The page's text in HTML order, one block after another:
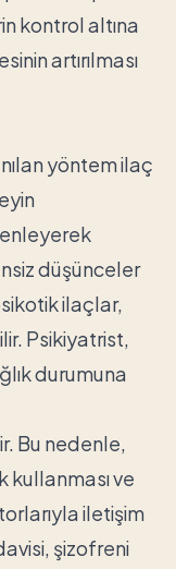
kontrol altına
artırılması
yöntem ilaç
düşünceler
ilaçlar,
Psikiyatrist,
durumuna
Bu nedenle,
kullanması ve
iletişim
şizofreni